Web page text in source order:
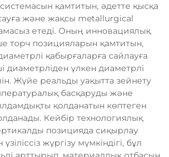
қамтитын, әдетте қысқа
және жақсы metallurgical
етеді. Оның инновациялық
торч позицияларын қамтитын,
қабырғаларға сайлауға
диаметрліден үлкен диаметрлі
Жүйе реальды уақытта зейнету
басқаруды және
қолданатын көптеген
Кейбір технологиялық
позицияда сиқырлау
жүргізу мүмкіндігі, бұл